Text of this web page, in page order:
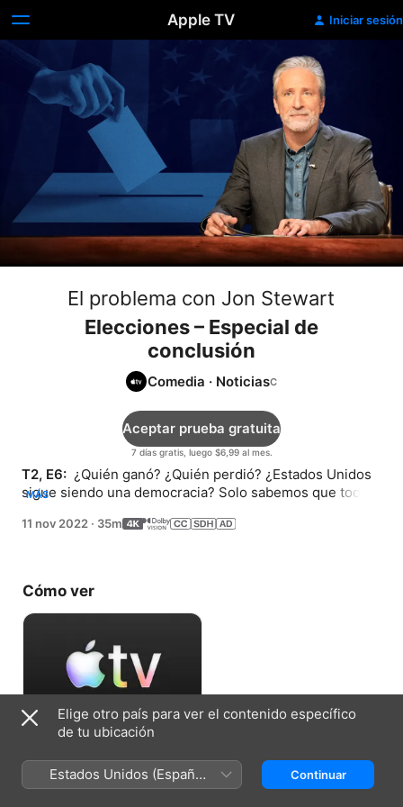
Apple TV Iniciar sesión
El problema con Jon Stewart
Elecciones – Especial de
conclusión
Comedia · Noticias
7 días gratis, luego $6,99 al mes.
Aceptar prueba gratuita
T2, E6: ¿Quién ganó? ¿Quién perdió? ¿Estados Unidos
sigue siendo una democracia? Solo sabemos que todos
resultados.
MÁS
11 nov 2022 · 35m
Cómo ver
7 días gratis, luego $6,99 al mes.
Elige otro país para ver el contenido específico
de tu ubicación
Estados Unidos (Español
México)
Continuar